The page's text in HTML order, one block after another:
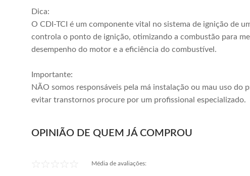
Dica:
O CDI-TCI é um componente vital no sistema de ignição de
controla o ponto de ignição, otimizando a combustão para
desempenho do motor e a eficiência do combustível.
Importante:
NÃO somos responsáveis pela má instalação ou mau uso do
evitar transtornos procure por um profissional especializado.
OPINIÃO DE QUEM JÁ COMPROU
Média de avaliações: